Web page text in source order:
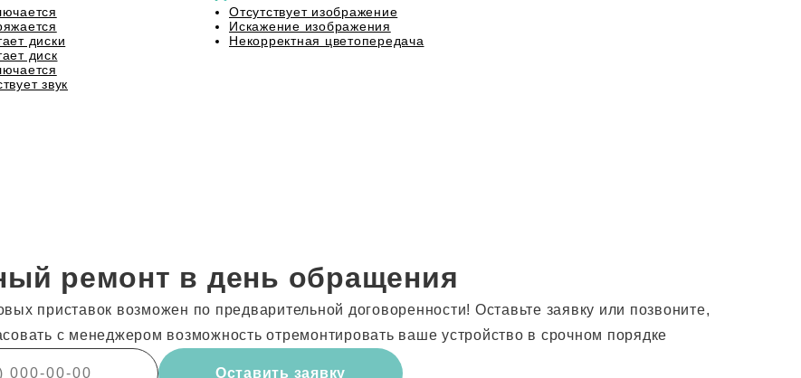
диски
диск
звук
Отсутствует изображение
Искажение изображения
Некорректная цветопередача
ремонт в день обращения
приставок возможен по предварительной договоренности! Оставьте заявку или позвоните,
с менеджером возможность отремонтировать ваше устройство в срочном порядке
Оставить заявку